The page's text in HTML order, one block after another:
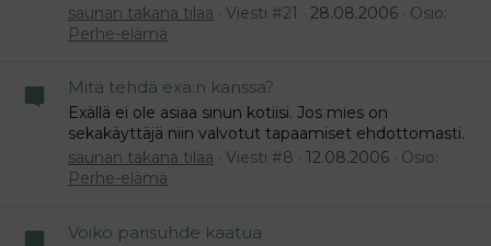
saunan takana tilaa
Viesti #21 28.08.2006
Osio:
Perhe-elämä
Mitä tehdä exä:n kanssa?
Exällä ei ole asiaa sinun kotiisi. Jos mies on
sekakäyttäjä niin valvotut tapaamiset ehdottomasti.
saunan takana tilaa
Viesti #8 12.08.2006
Osio:
Perhe-elämä
Voiko parisuhde kaatua